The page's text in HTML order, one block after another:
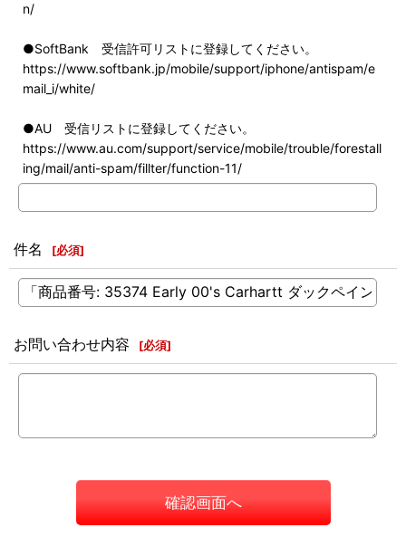
n/
●SoftBank 受信許可リストに登録してください。
https://www.softbank.jp/mobile/support/iphone/antispam/e
mail_i/white/
●AU 受信リストに登録してください。
https://www.au.com/support/service/mobile/trouble/forestall
ing/mail/anti-spam/fillter/function-11/
件名 [必須]
お問い合わせ内容 [必須]
確認画面へ